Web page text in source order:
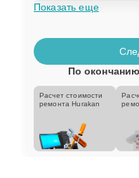
Показать еще
По
Расчет стоимости
ремонта Hurakan